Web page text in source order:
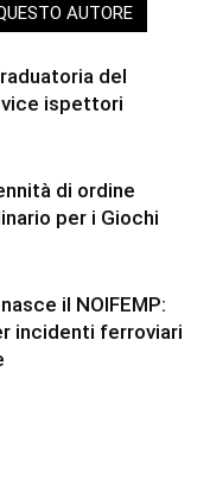
AUTORE
del
ispettori
di ordine
per i Giochi
il NOIFEMP:
incidenti ferroviari